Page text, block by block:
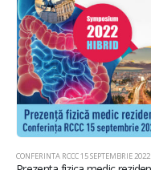
CONFERINTA RCCC 15 SEPTEMBRIE 2022